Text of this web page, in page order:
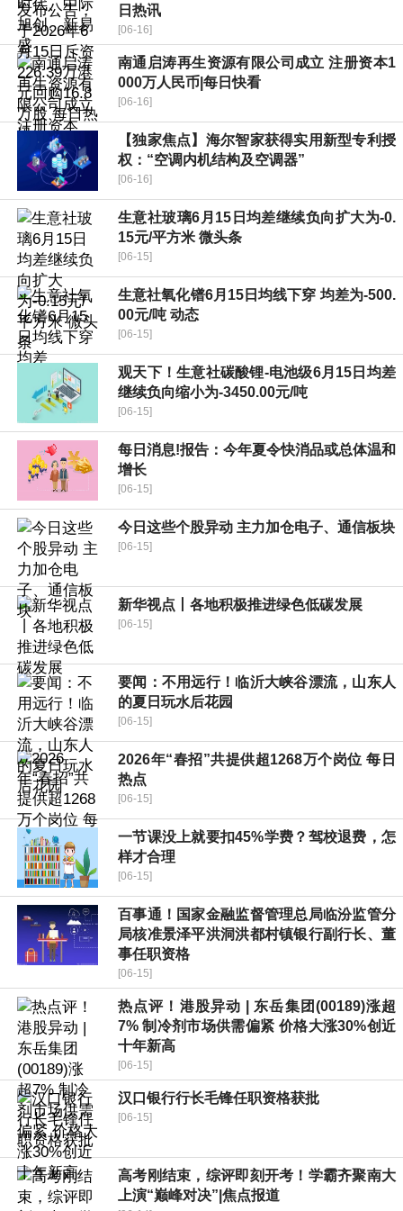
日热讯
[06-16]
南通启涛再生资源有限公司成立 注册资本1
000万人民币|每日快看
[06-16]
【独家焦点】海尔智家获得实用新型专利授
权：“空调内机结构及空调器”
[06-16]
生意社玻璃6月15日均差继续负向扩大为-0.
15元/平方米 微头条
[06-15]
生意社氧化镨6月15日均线下穿 均差为-500.
00元/吨 动态
[06-15]
观天下！生意社碳酸锂-电池级6月15日均差
继续负向缩小为-3450.00元/吨
[06-15]
每日消息!报告：今年夏令快消品或总体温和
增长
[06-15]
今日这些个股异动 主力加仓电子、通信板块
[06-15]
新华视点丨各地积极推进绿色低碳发展
[06-15]
要闻：不用远行！临沂大峡谷漂流，山东人
的夏日玩水后花园
[06-15]
2026年“春招”共提供超1268万个岗位 每日
热点
[06-15]
一节课没上就要扣45%学费？驾校退费，怎
样才合理
[06-15]
百事通！国家金融监督管理总局临汾监管分
局核准景泽平洪洞洪都村镇银行副行长、董
事任职资格
[06-15]
热点评！港股异动 | 东岳集团(00189)涨超
7% 制冷剂市场供需偏紧 价格大涨30%创近
十年新高
[06-15]
汉口银行行长毛锋任职资格获批
[06-15]
高考刚结束，综评即刻开考！学霸齐聚南大
上演“巅峰对决”|焦点报道